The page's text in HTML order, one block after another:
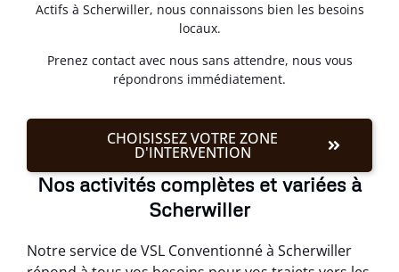
Actifs à Scherwiller, nous connaissons bien les besoins
locaux.
Prenez contact avec nous sans attendre, nous vous
répondrons immédiatement.
CHOISISSEZ VOTRE ZONE
D'INTERVENTION
Nos activités complètes et variées à
Scherwiller
Notre service de VSL Conventionné à Scherwiller